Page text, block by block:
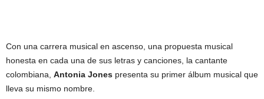
Con una carrera musical en ascenso, una propuesta musical
honesta en cada una de sus letras y canciones, la cantante
colombiana, Antonia Jones presenta su primer álbum musical que
lleva su mismo nombre.